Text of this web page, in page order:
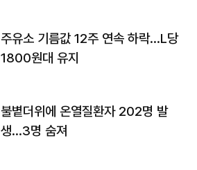
주유소 기름값 12주 연속 하락…L당
1800원대 유지
불볕더위에 온열질환자 202명 발
생…3명 숨져